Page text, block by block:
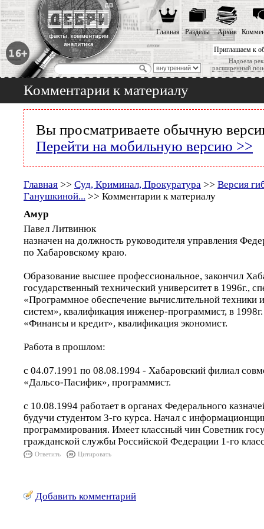
Приглашаем к
Надоела
расширенный
Главная Разделы Архив
Комментарии к материалу
Вы просматриваете обычную
Перейти на мобильную версию >>
Главная >> Суд, Криминал, Прокуратура >> Версия
Ганушкиной... >> Комментарии к материалу
Амур
Павел Литвинюк
назначен на должность руководителя управления
по Хабаровскому краю.
Образование высшее профессиональное, закончил
государственный технический университет в 1996г.,
«Программное обеспечение вычислительной техники
систем», квалификация инженер-программист, в
«Финансы и кредит», квалификация экономист.
Работа в прошлом:
с 04.07.1991 по 08.08.1994 - Хабаровский филиал
«Дальсо-Пасифик», программист.
с 10.08.1994 работает в органах Федерального
будучи студентом 3-го курса. Начал с
программирования. Имеет классный чин Советник
гражданской службы Российской Федерации 1-го
Ответить Цитировать
Добавить комментарий